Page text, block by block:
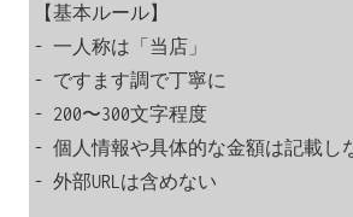
【基本ルール】
- 一人称は「当店」
- ですます調で丁寧に
- 200〜300文字程度
- 個人情報や具体的な金額は記載し
- 外部URLは含めない